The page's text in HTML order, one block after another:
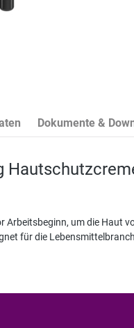
Dokumente &
Arbeitsbeginn, um die Haut
für die